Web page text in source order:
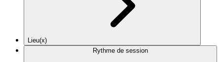
Lieu(x)
Rythme de session